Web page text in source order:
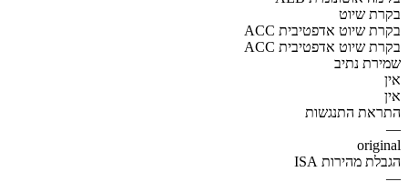
בקרת שיוט
ACC בקרת שיוט אדפטיבית
ACC בקרת שיוט אדפטיבית
שמירת נתיב
אין
אין
התראת התנגשות
—
original
הגבלת מהירות ISA
—